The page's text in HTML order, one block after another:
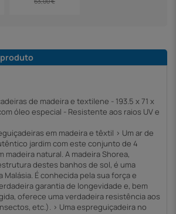
de madeira e textilene - 193.5 x 71 x
óleo especial - Resistente aos raios UV e
em madeira e têxtil > Um ar de
jardim com este conjunto de 4
madeira natural. A madeira Shorea,
destes banhos de sol, é uma
Malásia. É conhecida pela sua força e
garantia de longevidade e, bem
oferece uma verdadeira resistência aos
etc.). > Uma espreguiçadeira no